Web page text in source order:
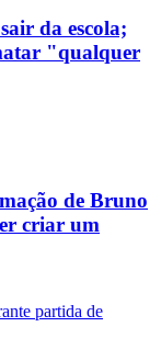
da escola;
"qualquer
de Bruno
criar um